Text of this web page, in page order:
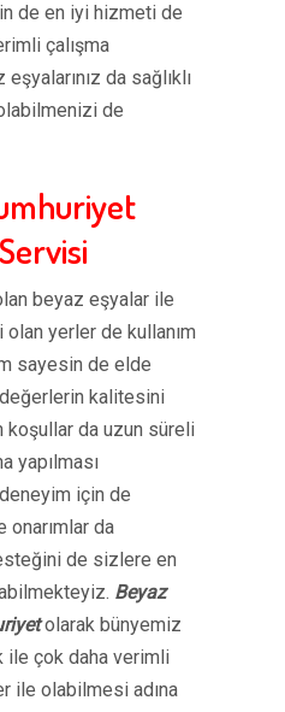
de en iyi hizmeti de
çalışma
da sağlıklı
de
beyaz eşyalar ile
yerler de kullanım
sayesin de elde
kalitesini
koşullar da uzun süreli
yapılması
için de
onarımlar da
de sizlere en
Beyaz
olarak bünyemiz
çok daha verimli
ile olabilmesi adına